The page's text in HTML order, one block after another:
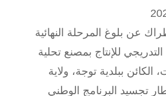
عن بلوغ المرحلة النهائية
للإنتاج بمصنع تحلية
الكائن ببلدية توجة، ولاية
تجسيد البرنامج الوطني